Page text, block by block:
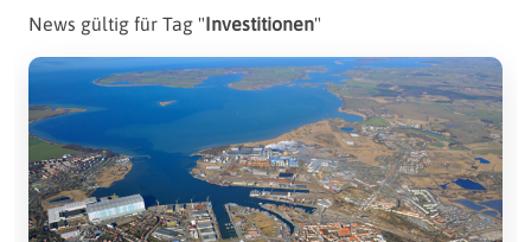
News gültig für Tag "Investitionen"